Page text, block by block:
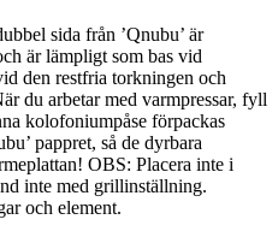
sida från ’Qnubu’ är
är lämpligt som bas vid
den restfria torkningen och
du arbetar med varmpressar, fyll
kolofoniumpåse förpackas
pappret, så de dyrbara
OBS: Placera inte i
inte med grillinställning.
och element.